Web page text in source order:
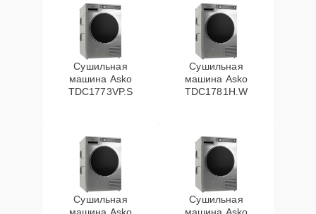
Сушильная
машина Asko
TDC1773VP.S
Сушильная
машина Asko
TDC1781H.W
Сушильная
Сушильная